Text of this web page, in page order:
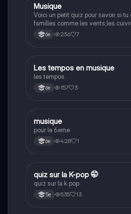
MMusique
Musique
Voici un petit quiz pour savoir si tu
familles comme les vents,les
les cordes
6e 236 7
LMusique
Les tempos en musique
les tempos
6e 157 3
MMusique
musique
pour le 6eme
6e 428 1
QAutres
quiz sur la K-pop 🤭
quiz sur la k pop
5e 535 13